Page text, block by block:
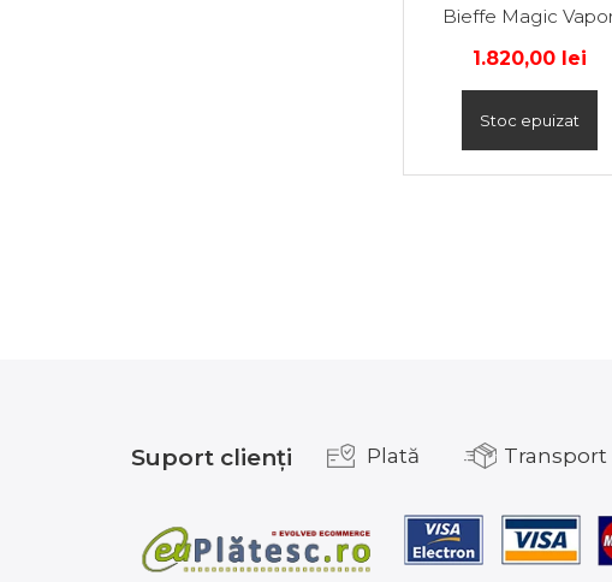
Bieffe Magic
1.820,00 lei
Stoc epuizat
Suport clienți Plată Transport